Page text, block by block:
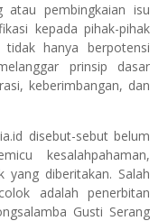
atau pembingkaian isu
kepada pihak-pihak
hanya berpotensi
prinsip dasar
keberimbangan, dan
disebut-sebut belum
kesalahpahaman,
yang diberitakan. Salah
adalah penerbitan
Gusti Serang